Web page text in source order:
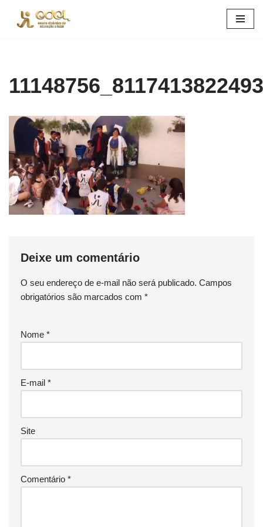
Deixe um comentário
O seu endereço de e-mail não será publicado. Campos
obrigatórios são marcados com *
Nome *
E-mail *
Site
Comentário *